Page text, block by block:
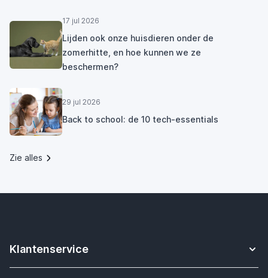
17 jul 2026
Lijden ook onze huisdieren onder de
zomerhitte, en hoe kunnen we ze
beschermen?
29 jul 2026
Back to school: de 10 tech-essentials
Zie alles
Klantenservice